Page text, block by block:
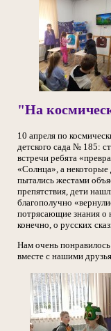
"На
10 апреля по
детского сада № 185:
встречи ребята
«Солнца», а некоторые
пытались жестами
препятствия, дети
благополучно
потрясающие знания о
конечно, о русских
Нам очень
вместе с нашими